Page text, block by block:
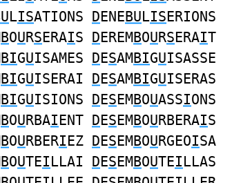
LISATIONS DENEBULISERIONS
BOURSERAIS DEREMBOURSERAIT
BIGUISAMES DESAMBIGUISASSE
BIGUISERAI DESAMBIGUISERAS
BIGUISIONS DESEMBOUASSIONS
BOURBAIENT DESEMBOURBERAIS
BOURBERIEZ DESEMBOURGEOISA
BOUTEILLAI DESEMBOUTEILLAS